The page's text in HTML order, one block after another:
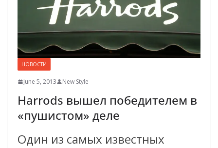
НОВОСТИ
June 5, 2013 New Style
Harrods вышел победителем в
«пушистом» деле
Один из самых известных